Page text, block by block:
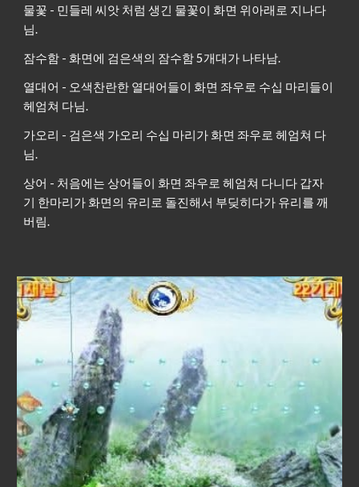
물꽃 - 민들레 씨앗 처럼 생긴 물꽃이 화면 위아래로 지나다
님.
잠수함 - 화면에 검은색의 잠수함 5개대가 나타남.
열대어 - 오색찬란한 열대어들이 화면 좌우로 수십 마리들이
헤엄쳐 다님.
가오리 - 검은색 가오리 수십 마리가 화면 좌우로 헤엄쳐 다
님.
상어 - 처음에는 상어들이 화면 좌우로 헤엄쳐 다니다 갑자
기 한마리가 화면의 유리로 돌진해서 부딪히다가 유리를 깨
버림.